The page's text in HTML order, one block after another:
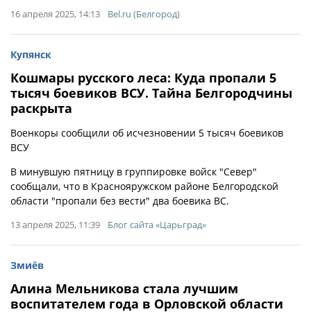
16 апреля 2025, 14:13 Bel.ru (Белгород)
Купянск
Кошмары русского леса: Куда пропали 5
тысяч боевиков ВСУ. Тайна Белгородчины
раскрыта
Военкоры сообщили об исчезновении 5 тысяч боевиков
ВСУ
В минувшую пятницу в группировке войск "Север"
сообщали, что в Краснояружском районе Белгородской
области "пропали без вести" два боевика ВС.
13 апреля 2025, 11:39 Блог сайта «Царьград»
Змиёв
Алина Мельникова стала лучшим
воспитателем года в Орловской области